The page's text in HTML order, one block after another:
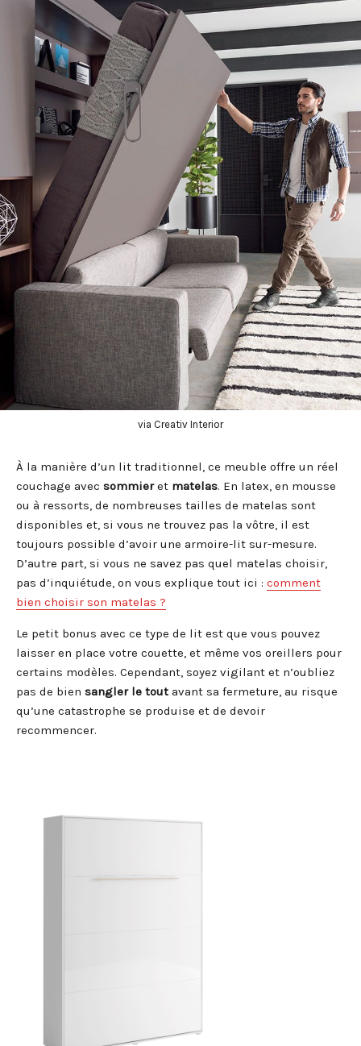
via Creativ Interior
À la manière d’un lit traditionnel, ce meuble offre un réel
couchage avec sommieret matelas. En latex, en mousse
ou à ressorts, de nombreuses tailles de matelas sont
disponibles et, si vous ne trouvez pas la vôtre, il est
toujours possible d’avoir une armoire-lit sur-mesure.
D’autre part, si vous ne savez pas quel matelas choisir,
pas d’inquiétude, on vous explique tout ici : comment
bien choisir son matelas ?
Le petit bonus avec ce type de lit est que vous pouvez
laisser en place votre couette, et même vos oreillers pour
certains modèles. Cependant, soyez vigilant et n’oubliez
pas de bien sangler le tout avant sa fermeture, au risque
qu’une catastrophe se produise et de devoir
recommencer.